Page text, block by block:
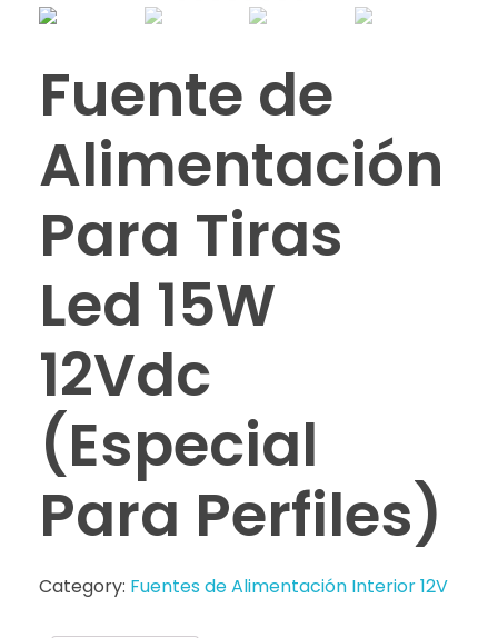
Fuente de
Alimentación
Para Tiras
Led 15W
12Vdc
(Especial
Para Perfiles)
Category: Fuentes de Alimentación Interior 12V